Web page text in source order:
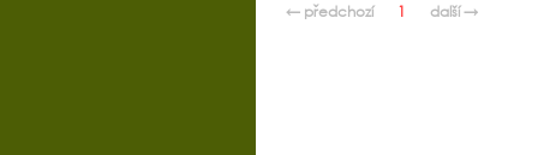
← předchozí 1 další →